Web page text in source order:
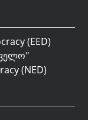
(EED)
"
(NED)